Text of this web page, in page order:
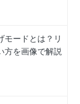
モードとは？リ
方を画像で解説